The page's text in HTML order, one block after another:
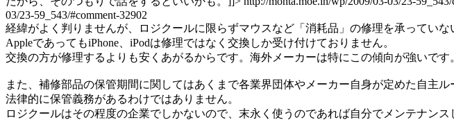
03/23-59_543/#comment-32902
経緯がよく判りませんが、ロジクールに限らずマウスなど「消耗品」の修理を承っていな
AppleであってもiPhone、iPodは修理ではなく交換しか受け付けておりません。
交換の方が修理するよりも安くあがるからです。海外メーカーは特にこの傾向が強いです
また、補修部品の保管期間に関してはあくまで各業界団体やメーカー自身が定めた自主ル
法律的に保管義務があるわけではありません。
ロジクールはその程度の企業でしかないので、末永く使うのであれば自分でメンテナンス